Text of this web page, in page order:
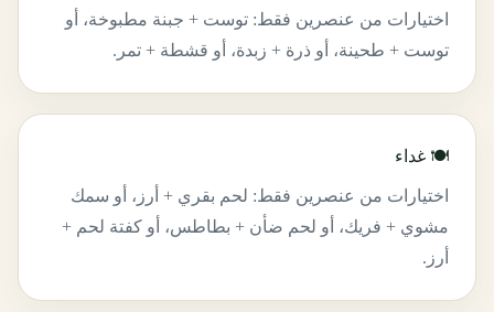
اختيارات من عنصرين فقط: توست + جبنة مطبوخة، أو
توست + طحينة، أو ذرة + زبدة، أو قشطة + تمر.
🍽️ غداء
اختيارات من عنصرين فقط: لحم بقري + أرز، أو سمك
مشوي + فريك، أو لحم ضأن + بطاطس، أو كفتة لحم +
أرز.